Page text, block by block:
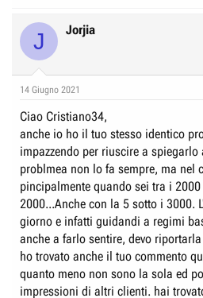
J Jorjia
14 Giugno 2021
Ciao Cristiano34,
anche io ho il tuo stesso identico
impazzendo per riuscire a
problmea non lo fa sempre, ma nel
pincipalmente quando sei tra i
2000...Anche con la 5 sotto i 3000.
giorno e infatti guidandi a regimi
anche a farlo sentire, devo
ho trovato anche il tuo commento
quanto meno non sono la sola ed
impressioni di altri clienti. hai